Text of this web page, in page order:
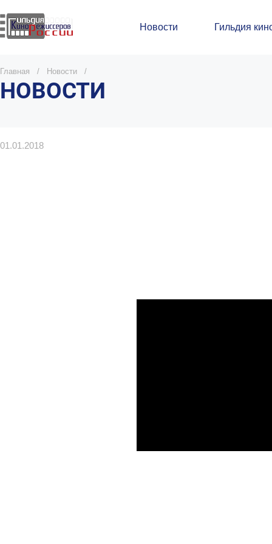
Новости Гильдия
Главная / Новости /
НОВОСТИ
01.01.2018